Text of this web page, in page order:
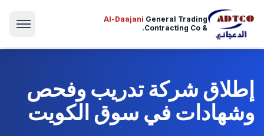
Al-Daajani General Trading
& Contracting Co.
إطلاق شركة تدريب وفحص
وشهادات في سوق الكويت